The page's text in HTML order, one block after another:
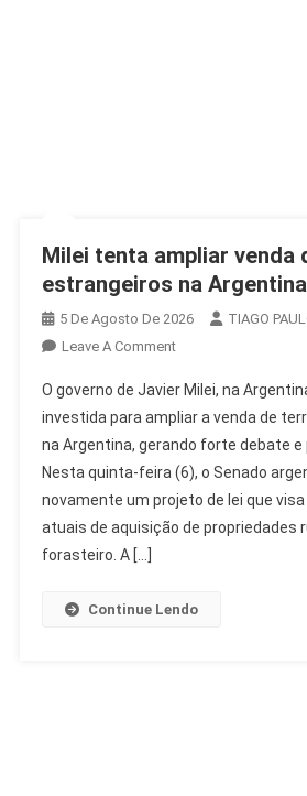
Milei tenta ampliar venda
estrangeiros na Argentina
5 De Agosto De 2026
TIAGO
Leave A CommentOn
Tenta
Ampliar
Venda
De
Terras
A
O governo de Javier Milei, na
investida para ampliar a venda de
na Argentina, gerando forte debate e
Nesta quinta-feira (6), o Senado
novamente um projeto de lei que
atuais de aquisição de propriedades
forasteiro. A […]
Continue Lendo